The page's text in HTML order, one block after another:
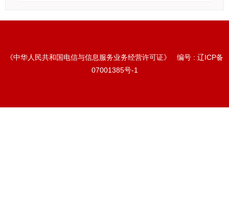
《中华人民共和国电信与信息服务业务经营许可证》 编号 : 辽ICP备
07001385号-1